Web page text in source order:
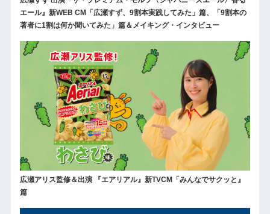
エール』新WEB CM「広瀬すず、9割本実践してみた」篇、「9割本の
著者に1割は何か聞いてみた」篇＆メイキング・インタビュー
広瀬アリス監修＆出演 『エアリアル』新TVCM「みんなでサクッと』
篇